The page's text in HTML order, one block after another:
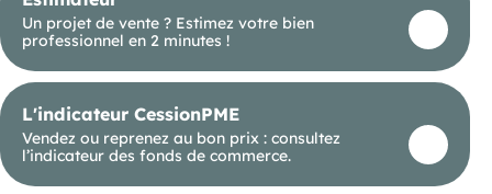
accessibilité..
Honoraires inclus de 7% HT à la charge de
Classe énergie A, Classe climat A. Les
exposé sont disponibles sur le site Géorisques :
https://www.georisques.gouv.fr. .
Les informations sur les risques naturels, miniers,
ou technologiques, auxquels ces biens sont
exposés, sont disponibles sur le site
Un projet de vente ? Estimez votre bien
professionnel en 2 minutes !
L'indicateur CessionPME
Vendez ou reprenez au bon prix : consultez
l’indicateur des fonds de commerce.